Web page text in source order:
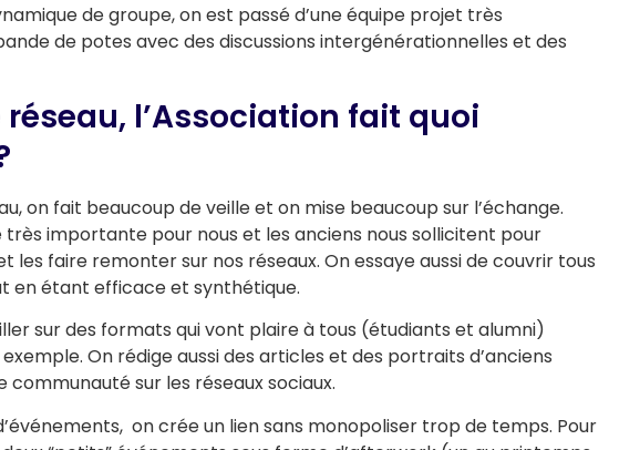
de groupe, on est passé d’une équipe projet très
de potes avec des discussions intergénérationnelles et des
l’Association fait quoi
on fait beaucoup de veille et on mise beaucoup sur l’échange.
très importante pour nous et les anciens nous sollicitent pour
les faire remonter sur nos réseaux. On essaye aussi de couvrir tous
en étant efficace et synthétique.
sur des formats qui vont plaire à tous (étudiants et alumni)
On rédige aussi des articles et des portraits d’anciens
sur les réseaux sociaux.
on crée un lien sans monopoliser trop de temps. Pour